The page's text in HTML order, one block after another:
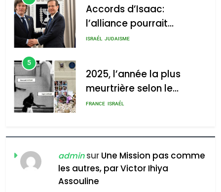
2025, l’année la plus
meurtrière selon le rapport
l’antisémitisme
admin 0
2025, l’année la plus
meurtrière selon le
rapport d’ADL contre
FRANCE ISRAÉL
6
FIÈRE, DIGNE ET RÉSILIENTE :
POURQUOI JE REVENDIQUE
MA JUDAÏTE par Thérèse
ISRAÉL JUDAISME
CE QUI NOUS MANQUE –
Jacques Hadida
JUDAISME
adminsur Une Mission pas comme
les autres, par Victor Ihiya
Assouline